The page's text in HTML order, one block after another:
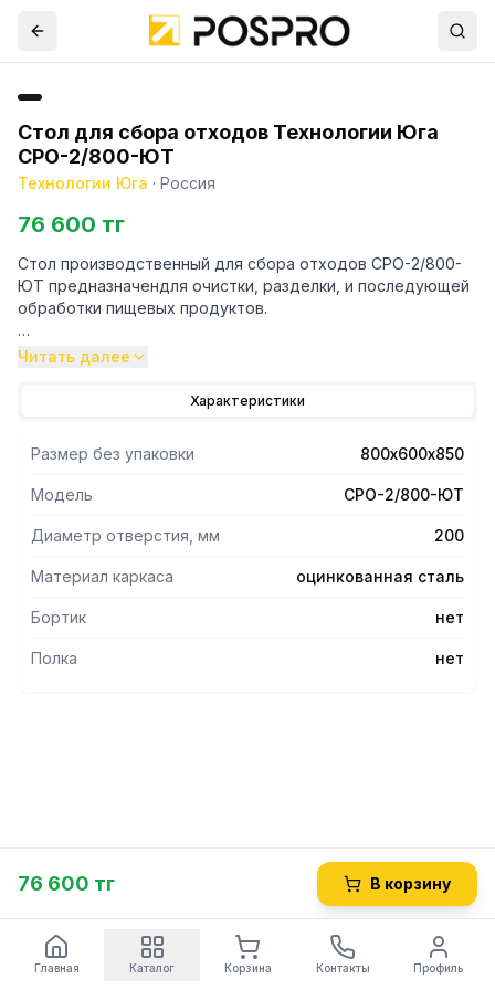
Стол для сбора отходов Технологии Юга
СРО-2/800-ЮТ
Технологии Юга · Россия
76 600 тг
Стол производственный для сбора отходов СРО-2/800-
ЮТ предназначендля очистки, разделки, и последующей
обработки пищевых продуктов.
-Толщина металла стола - 0,8 мм.
ёмкость для сбора отходов.
- Подложка столешницы изготовлена из ламинированного
ДСП, придавая изделию дополнительную
прочность,каркас из оцинкованной стали, столешница из
нержавеющейстали.
Читать далее
Характеристики
Размер без упаковки 800х600х850
Модель СРО-2/800-ЮТ
Диаметр отверстия, мм 200
Материал каркаса оцинкованная сталь
Бортик нет
Полка нет
76 600 тг В корзину
Главная Каталог Корзина Контакты Профиль